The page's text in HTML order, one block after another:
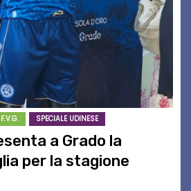
SPECIALE UDINESE
a Grado la
per la stagione